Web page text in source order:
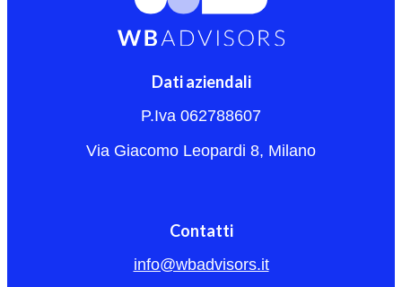
Dati aziendali
P.Iva 062788607
Via Giacomo Leopardi 8, Milano
Contatti
info@wbadvisors.it